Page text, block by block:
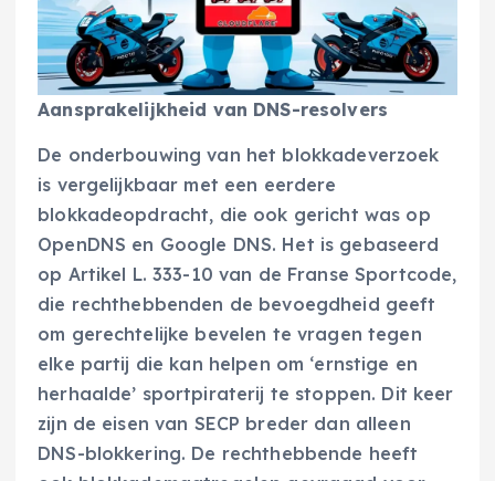
Aansprakelijkheid van DNS-resolvers
De onderbouwing van het blokkadeverzoek
is vergelijkbaar met een eerdere
blokkadeopdracht, die ook gericht was op
OpenDNS en Google DNS. Het is gebaseerd
op Artikel L. 333-10 van de Franse Sportcode,
die rechthebbenden de bevoegdheid geeft
om gerechtelijke bevelen te vragen tegen
elke partij die kan helpen om ‘ernstige en
herhaalde’ sportpiraterij te stoppen. Dit keer
zijn de eisen van SECP breder dan alleen
DNS-blokkering. De rechthebbende heeft